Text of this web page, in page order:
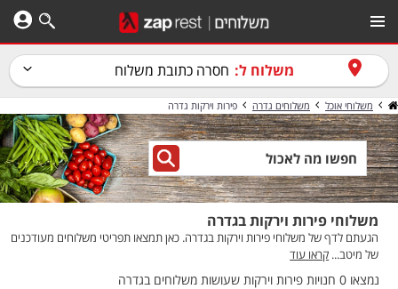
משלוח ל: חסרה כתובת משלוח
משלוחי אוכל משלוחים גדרה פירות וירקות גדרה
משלוחי פירות וירקות בגדרה
הגעתם לדף של משלוחי פירות וירקות בגדרה. כאן תמצאו תפריטי משלוחים מעודכנים
של מיטב... קראו עוד
נמצאו 0 חנויות פירות וירקות שעושות משלוחים בגדרה